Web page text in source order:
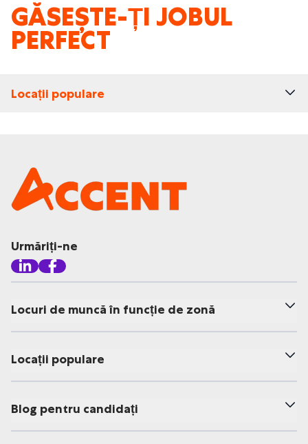
GĂSEȘTE-ȚI JOBUL
PERFECT
Locații populare
Urmăriți-ne
Locuri de muncă în funcție de zonă
Locații populare
Blog pentru candidați